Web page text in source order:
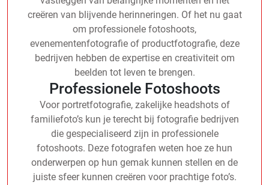
creëren van blijvende herinneringen. Of het nu gaat
om professionele fotoshoots,
evenementenfotografie of productfotografie, deze
bedrijven hebben de expertise en creativiteit om
beelden tot leven te brengen.
Professionele Fotoshoots
Voor portretfotografie, zakelijke headshots of
familiefoto’s kun je terecht bij fotografie bedrijven
die gespecialiseerd zijn in professionele
fotoshoots. Deze fotografen weten hoe ze hun
onderwerpen op hun gemak kunnen stellen en de
juiste sfeer kunnen creëren voor prachtige foto’s.